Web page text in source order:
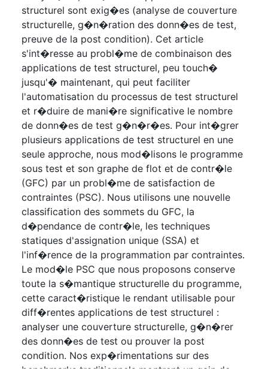
structurel sont exig�es (analyse de couverture
structurelle, g�n�ration des donn�es de test,
preuve de la post condition). Cet article
s'int�resse au probl�me de combinaison des
applications de test structurel, peu touch�
jusqu'� maintenant, qui peut faciliter
l'automatisation du processus de test structurel
et r�duire de mani�re significative le nombre
de donn�es de test g�n�r�es. Pour int�grer
plusieurs applications de test structurel en une
seule approche, nous mod�lisons le programme
sous test et son graphe de flot et de contr�le
(GFC) par un probl�me de satisfaction de
contraintes (PSC). Nous utilisons une nouvelle
classification des sommets du GFC, la
d�pendance de contr�le, les techniques
statiques d'assignation unique (SSA) et
l'inf�rence de la programmation par contraintes.
Le mod�le PSC que nous proposons conserve
toute la s�mantique structurelle du programme,
cette caract�ristique le rendant utilisable pour
diff�rentes applications de test structurel :
analyser une couverture structurelle, g�n�rer
des donn�es de test ou prouver la post
condition. Nos exp�rimentations sur des
benchmarks traditionnels montrent un gain de